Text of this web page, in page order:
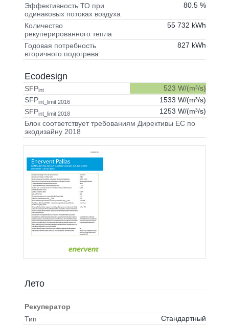
Эффективность ТО при
одинаковых потоках воздуха
80.5 %
Количество
рекуперированного тепла
55 732 kWh
Годовая потребность
вторичного подогрева
827 kWh
Ecodesign
SFPint
523 W/(m³/s)
SFPint_limit,2016
1533 W/(m³/s)
SFPint_limit,2018
1253 W/(m³/s)
Блок соответствует требованиям Директивы ЕС по
экодизайну 2018
Лето
Рекуператор
Тип
Стандартный